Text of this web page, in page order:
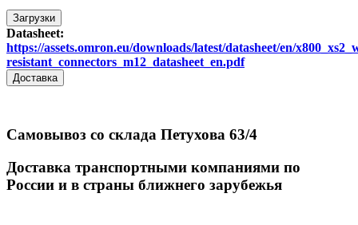
Загрузки
Datasheet:
https://assets.omron.eu/downloads/latest/datasheet/en/
resistant_connectors_m12_datasheet_en.pdf
Доставка
Самовывоз со склада Петухова 63/4
Доставка транспортными компаниями по
России и в страны ближнего зарубежья